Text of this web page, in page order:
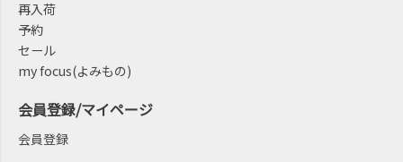
再入荷
予約
セール
my focus(よみもの)
会員登録/マイページ
会員登録